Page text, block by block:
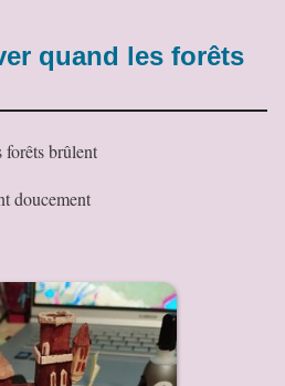
quand les forêts
forêts brûlent
doucement